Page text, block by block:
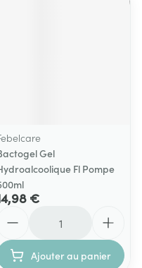
Gel
Fl Pompe
€
Ajouter au panier